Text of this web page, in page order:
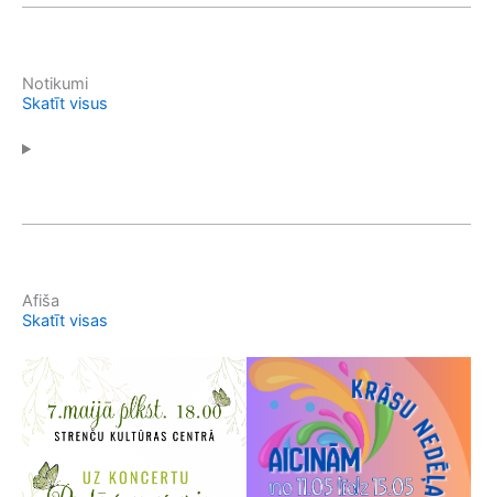
Notikumi
Skatīt visus
Afiša
Skatīt visas